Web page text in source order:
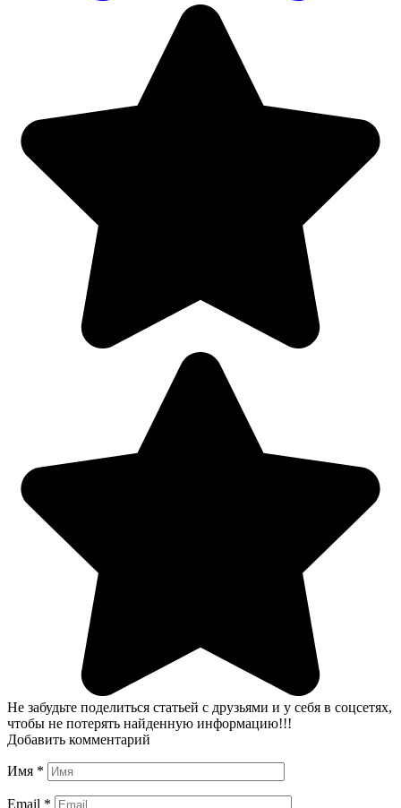
Не забудьте поделиться статьей с друзьями и у себя в соцсетях,
чтобы не потерять найденную информацию!!!
Добавить комментарий
Имя *
Email *